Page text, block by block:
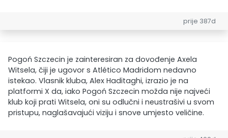
prije 387d
Pogoń Szczecin je zainteresiran za dovođenje Axela
Witsela, čiji je ugovor s Atlético Madridom nedavno
istekao. Vlasnik kluba, Alex Haditaghi, izrazio je na
platformi X da, iako Pogoń Szczecin možda nije najveći
klub koji prati Witsela, oni su odlučni i neustrašivi u svom
pristupu, naglašavajući viziju i snove umjesto veličine.